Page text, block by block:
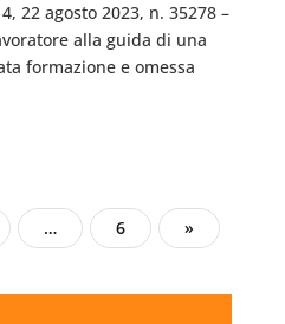
22 agosto 2023, n. 35278 –
alla guida di una
formazione e omessa
… 6 »